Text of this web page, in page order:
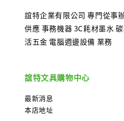
誼特企業有限公司 專門從事
供應 事務機器 3C耗材墨水
活五金 電腦週邊設備 業務
誼特文具購物中心
最新消息
本店地址